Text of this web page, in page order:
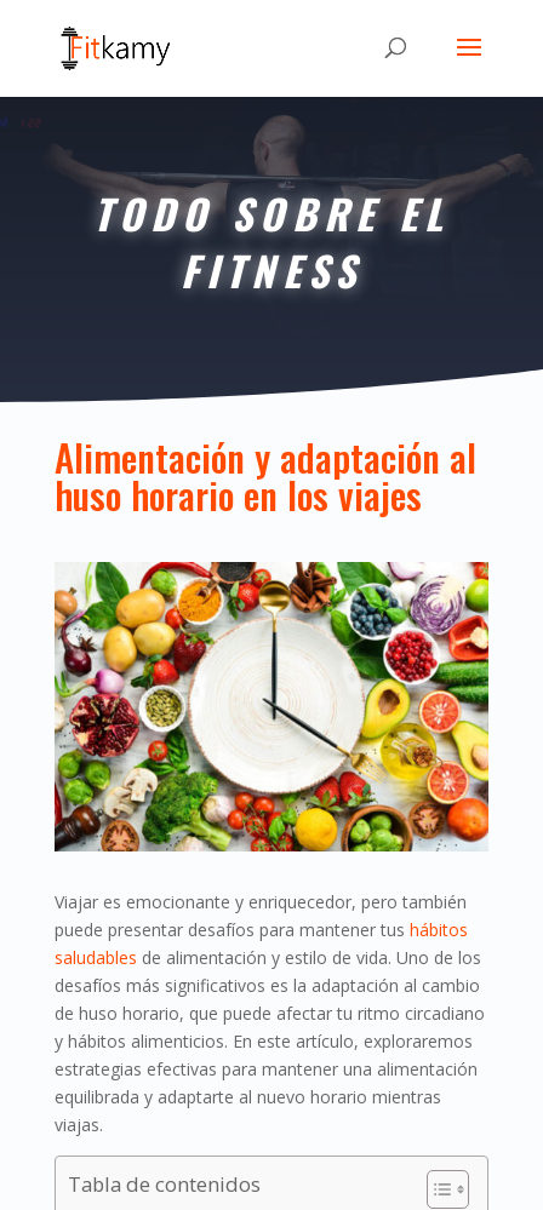
TODO SOBRE EL
FITNESS
Alimentación y adaptación al
huso horario en los viajes
Viajar es emocionante y enriquecedor, pero también
puede presentar desafíos para mantener tus hábitos
saludables de alimentación y estilo de vida. Uno de los
desafíos más significativos es la adaptación al cambio
de huso horario, que puede afectar tu ritmo circadiano
y hábitos alimenticios. En este artículo, exploraremos
estrategias efectivas para mantener una alimentación
equilibrada y adaptarte al nuevo horario mientras
viajas.
Tabla de contenidos